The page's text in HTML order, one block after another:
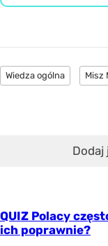
Wiedza ogólna Misz
Dodaj
QUIZ Polacy
ich poprawnie?